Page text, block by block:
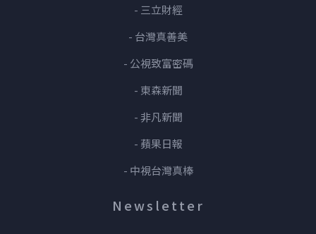
- 三立財經
- 台灣真善美
- 公視致富密碼
- 東森新聞
- 非凡新聞
- 蘋果日報
- 中視台灣真棒
Newsletter